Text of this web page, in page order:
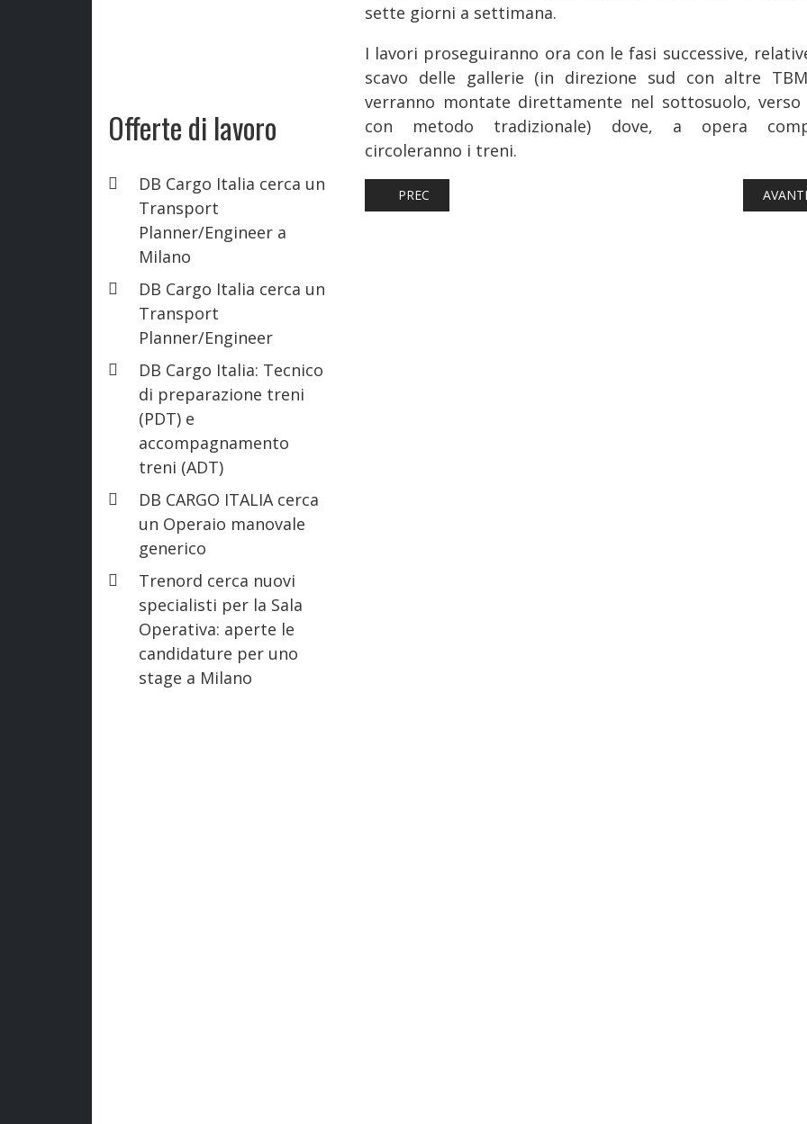
Offerte di lavoro
DB Cargo Italia cerca un
Transport
Planner/Engineer a
Milano
DB Cargo Italia cerca un
Transport
Planner/Engineer
DB Cargo Italia: Tecnico
di preparazione treni
(PDT) e
accompagnamento
treni (ADT)
DB CARGO ITALIA cerca
un Operaio manovale
generico
Trenord cerca nuovi
specialisti per la Sala
Operativa: aperte le
candidature per uno
stage a Milano
sette giorni a settimana.
I lavori proseguiranno ora con le fasi successive,
scavo delle gallerie (in direzione sud con altre
verranno montate direttamente nel sottosuolo, verso
con metodo tradizionale) dove, a opera
circoleranno i treni.
ARTICOLO PRECEDENTE: FERROVIE: IL PRIMO TALGO 230 RICEVE
PREC AVANTI